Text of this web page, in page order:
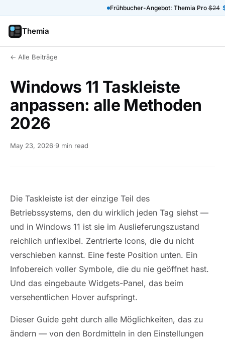
Frühbucher-Angebot: Themia Pro$24
Themia
← Alle Beiträge
Windows 11 Taskleiste
anpassen: alle Methoden
2026
May 23, 2026·9 min read
Die Taskleiste ist der einzige Teil des
Betriebssystems, den du wirklich jeden Tag siehst —
und in Windows 11 ist sie im Auslieferungszustand
reichlich unflexibel. Zentrierte Icons, die du nicht
verschieben kannst. Eine feste Position unten. Ein
Infobereich voller Symbole, die du nie geöffnet hast.
Und das eingebaute Widgets-Panel, das beim
versehentlichen Hover aufspringt.
Dieser Guide geht durch alle Möglichkeiten, das zu
ändern — von den Bordmitteln in den Einstellungen